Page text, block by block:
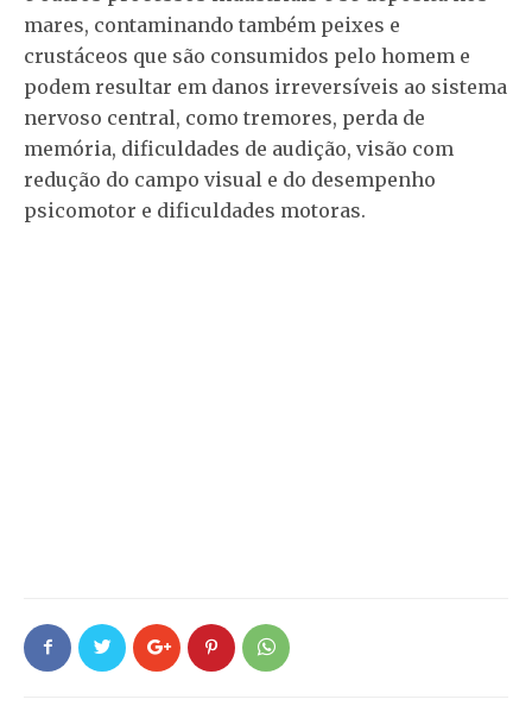
mares, contaminando também peixes e
crustáceos que são consumidos pelo homem e
podem resultar em danos irreversíveis ao sistema
nervoso central, como tremores, perda de
memória, dificuldades de audição, visão com
redução do campo visual e do desempenho
psicomotor e dificuldades motoras.